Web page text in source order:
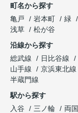
町名から探す
亀戸
岩本町 緑
浅草
松が谷
沿線から探す
総武線
日比谷線
山手線
京浜東北線
半蔵門線
駅から探す
入谷
三ノ輪 両国